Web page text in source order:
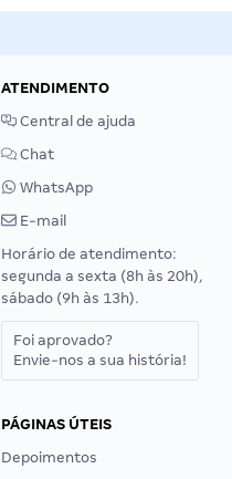
ATENDIMENTO
Central de ajuda
Chat
WhatsApp
E-mail
Horário de atendimento:
segunda a sexta (8h às 20h),
sábado (9h às 13h).
Foi aprovado?
Envie-nos a sua história!
PÁGINAS ÚTEIS
Depoimentos